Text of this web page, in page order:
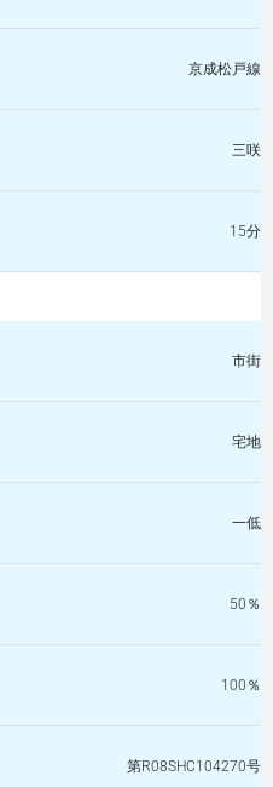
京成松戸線
三咲
15分
市街
宅地
一低
50％
100％
第R08SHC104270号